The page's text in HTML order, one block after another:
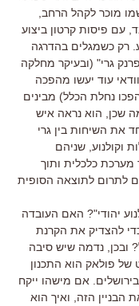
מוכר לקהל הרחב,
עם פיסות קרטון ביצוע
רק כשמגלים בהדרגה
גרי" (ובעיקר מחלקה
עוד יעשו מהפכה
נחלת הכלל) מבינים
שכן, הוא נראה איש
את השיחות בין גרי
וקולנוע, שניהם
כלכלית ותוך
לתרום לתוצאה הסופית
יהודי"? האם העובדה
להצדיק את הקרנת
ובכן, נדמה שיש סיבה
פולאק הוא התכנון
אם מישהו ייקח
הבניין הזה, ואיך הוא